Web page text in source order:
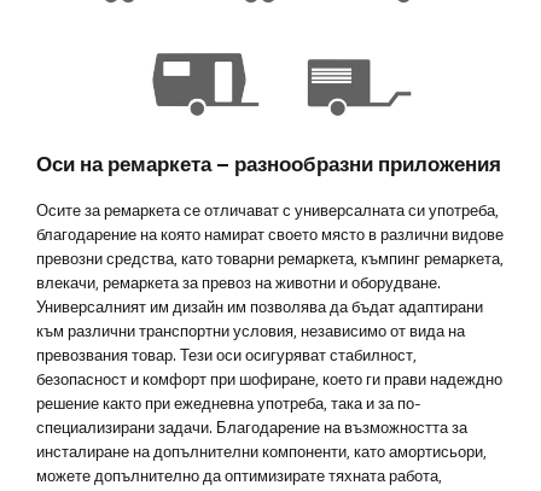
Оси на ремаркета – разнообразни приложения
Осите за ремаркета се отличават с универсалната си употреба,
благодарение на която намират своето място в различни видове
превозни средства, като товарни ремаркета, къмпинг ремаркета,
влекачи, ремаркета за превоз на животни и оборудване.
Универсалният им дизайн им позволява да бъдат адаптирани
към различни транспортни условия, независимо от вида на
превозвания товар. Тези оси осигуряват стабилност,
безопасност и комфорт при шофиране, което ги прави надеждно
решение както при ежедневна употреба, така и за по-
специализирани задачи. Благодарение на възможността за
инсталиране на допълнителни компоненти, като амортисьори,
можете допълнително да оптимизирате тяхната работа,